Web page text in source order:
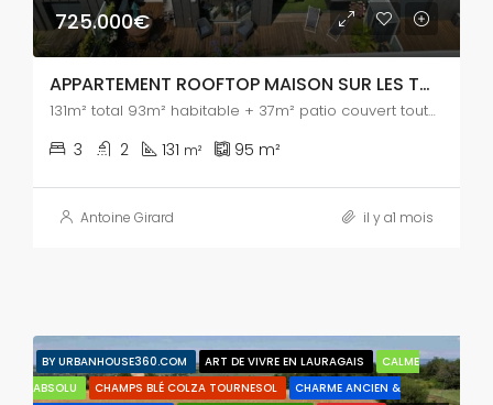
725.000€
APPARTEMENT ROOFTOP MAISON SUR LES TOITS
131m² total 93m² habitable + 37m² patio couvert toutes saisons
3 2 131 m² 95 m²
Antoine Girard il y a1 mois
BY URBANHOUSE360.COM ART DE VIVRE EN LAURAGAIS
CALME
ABSOLU
CHAMPS BLÉ COLZA TOURNESOL
CHARME ANCIEN &